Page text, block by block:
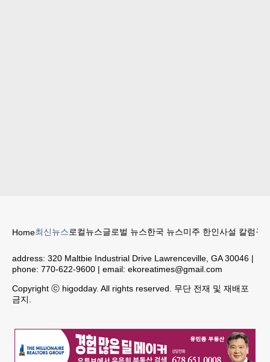
Home최신뉴스로컬뉴스글로벌 뉴스한국 뉴스미주 한인사설 칼럼구
address: 320 Maltbie Industrial Drive Lawrenceville, GA 30046 |
phone: 770-622-9600 | email: ekoreatimes@gmail.com
Copyright ⓒ higodday. All rights reserved. 무단 전재 및 재배포
금지.